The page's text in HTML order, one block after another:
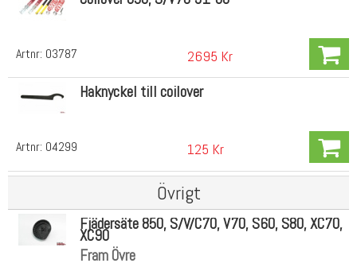
Artnr: 03787 2695 Kr
Artnr: 04299
Haknyckel till coilover
125 Kr
Övrigt
Fjädersäte 850, S/V/C70, V70, S60, S80, XC70,
XC90
Fram Övre